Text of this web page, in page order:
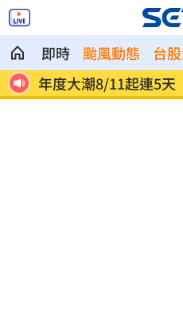
即時 颱風動態 台
藍扯蘇巧慧不給里長
臉